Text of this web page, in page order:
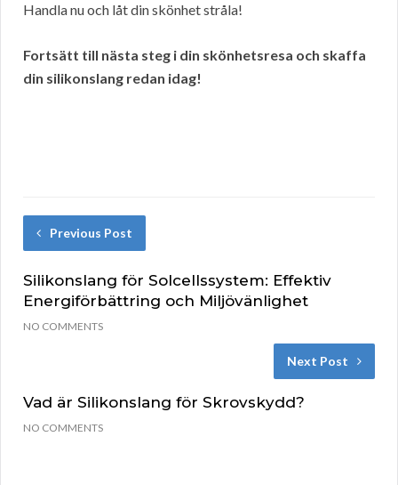
Handla nu och låt din skönhet stråla!
Fortsätt till nästa steg i din skönhetsresa och skaffa
din silikonslang redan idag!
Previous Post
Silikonslang för Solcellssystem: Effektiv
Energiförbättring och Miljövänlighet
NO COMMENTS
Next Post
Vad är Silikonslang för Skrovskydd?
NO COMMENTS